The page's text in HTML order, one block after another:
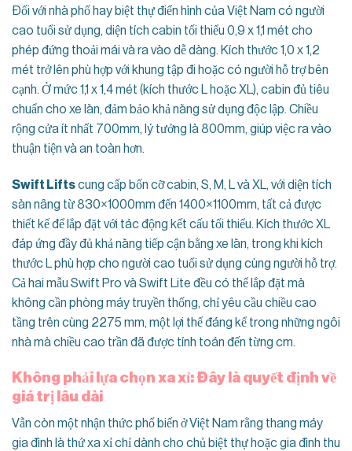
Đối với nhà phố hay biệt thự điển hình của Việt Nam có người
cao tuổi sử dụng, diện tích cabin tối thiểu 0,9 x 1,1 mét cho
phép đứng thoải mái và ra vào dễ dàng. Kích thước 1,0 x 1,2
mét trở lên phù hợp với khung tập đi hoặc có người hỗ trợ bên
cạnh. Ở mức 1,1 x 1,4 mét (kích thước L hoặc XL), cabin đủ tiêu
chuẩn cho xe lăn, đảm bảo khả năng sử dụng độc lập. Chiều
rộng cửa ít nhất 700mm, lý tưởng là 800mm, giúp việc ra vào
thuận tiện và an toàn hơn.
Swift Liftscung cấp bốn cỡ cabin, S, M, L và XL, với diện tích
sàn nâng từ 830×1000mm đến 1400×1100mm, tất cả được
thiết kế để lắp đặt với tác động kết cấu tối thiểu. Kích thước XL
đáp ứng đầy đủ khả năng tiếp cận bằng xe lăn, trong khi kích
thước L phù hợp cho người cao tuổi sử dụng cùng người hỗ trợ.
Cả hai mẫu Swift Pro và Swift Lite đều có thể lắp đặt mà
không cần phòng máy truyền thống, chỉ yêu cầu chiều cao
tầng trên cùng 2275 mm, một lợi thế đáng kể trong những ngôi
nhà mà chiều cao trần đã được tính toán đến từng cm.
Không phải lựa chọn xa xỉ: Đây là quyết định về
giá trị lâu dài
Vẫn còn một nhận thức phổ biến ở Việt Nam rằng thang máy
gia đình là thứ xa xỉ chỉ dành cho chủ biệt thự hoặc gia đình thu